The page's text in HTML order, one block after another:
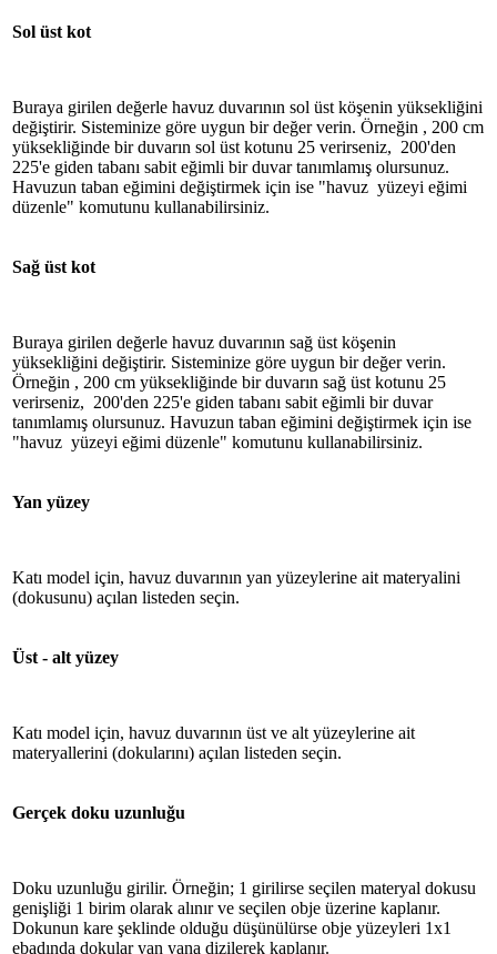
Sol üst kot
Buraya girilen değerle havuz duvarının sol üst köşenin yüksekliğini
değiştirir. Sisteminize göre uygun bir değer verin. Örneğin , 200 cm
yüksekliğinde bir duvarın sol üst kotunu 25 verirseniz, 200'den
225'e giden tabanı sabit eğimli bir duvar tanımlamış olursunuz.
Havuzun taban eğimini değiştirmek için ise "havuz yüzeyi eğimi
düzenle" komutunu kullanabilirsiniz.
Sağ üst kot
Buraya girilen değerle havuz duvarının sağ üst köşenin
yüksekliğini değiştirir. Sisteminize göre uygun bir değer verin.
Örneğin , 200 cm yüksekliğinde bir duvarın sağ üst kotunu 25
verirseniz, 200'den 225'e giden tabanı sabit eğimli bir duvar
tanımlamış olursunuz. Havuzun taban eğimini değiştirmek için ise
"havuz yüzeyi eğimi düzenle" komutunu kullanabilirsiniz.
Yan yüzey
Katı model için, havuz duvarının yan yüzeylerine ait materyalini
(dokusunu) açılan listeden seçin.
Üst - alt yüzey
Katı model için, havuz duvarının üst ve alt yüzeylerine ait
materyallerini (dokularını) açılan listeden seçin.
Gerçek doku uzunluğu
Doku uzunluğu girilir. Örneğin; 1 girilirse seçilen materyal dokusu
genişliği 1 birim olarak alınır ve seçilen obje üzerine kaplanır.
Dokunun kare şeklinde olduğu düşünülürse obje yüzeyleri 1x1
ebadında dokular yan yana dizilerek kaplanır.